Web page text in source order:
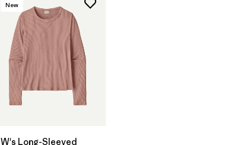
New
W's Long-Sleeved